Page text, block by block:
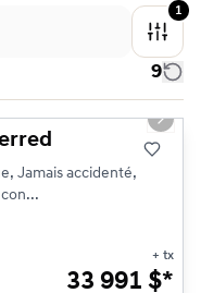
1
9
Next
Jamais accidenté,
+ tx
33 991 $*